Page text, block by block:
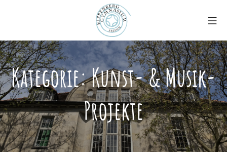
Kippenberg-
Kategorie:Kunst- & Musik-
Projekte